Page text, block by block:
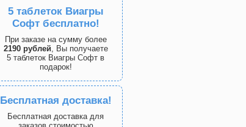
5 таблеток Виагры
Софт бесплатно!
При заказе на сумму более
2190 рублей, Вы получаете
5 таблеток Виагры Софт в
подарок!
Бесплатная доставка!
Бесплатная доставка для